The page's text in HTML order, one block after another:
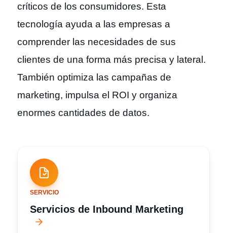
críticos de los consumidores. Esta
tecnología ayuda a las empresas a
comprender las necesidades de sus
clientes de una forma más precisa y lateral.
También optimiza las campañas de
marketing, impulsa el ROI y organiza
enormes cantidades de datos.
SERVICIO
Servicios de Inbound Marketing